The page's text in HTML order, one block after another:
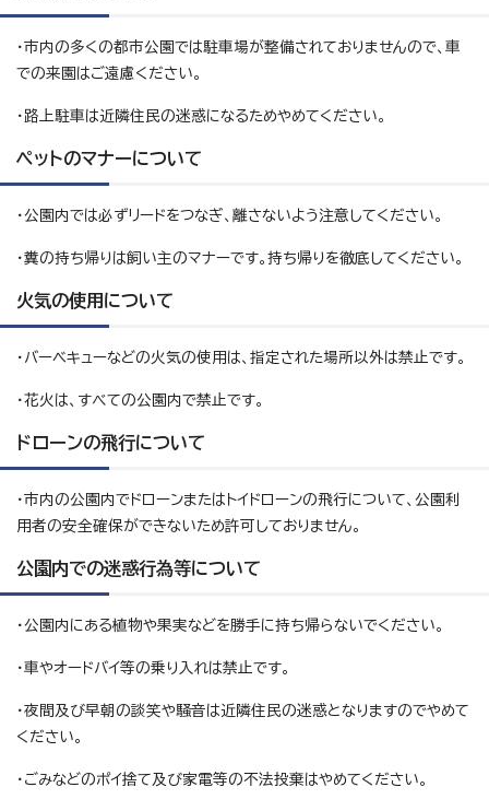
・市内の多くの都市公園では駐車場が整備されておりませんので、車
での来園はご遠慮ください。
・路上駐車は近隣住民の迷惑になるためやめてください。
ペットのマナーについて
・公園内では必ずリードをつなぎ、離さないよう注意してください。
・糞の持ち帰りは飼い主のマナーです。持ち帰りを徹底してください。
火気の使用について
・バーベキューなどの火気の使用は、指定された場所以外は禁止です。
・花火は、すべての公園内で禁止です。
ドローンの飛行について
・市内の公園内でドローンまたはトイドローンの飛行について、公園利
用者の安全確保ができないため許可しておりません。
公園内での迷惑行為等について
・公園内にある植物や果実などを勝手に持ち帰らないでください。
・車やオードバイ等の乗り入れは禁止です。
・夜間及び早朝の談笑や騒音は近隣住民の迷惑となりますのでやめて
ください。
・ごみなどのポイ捨て及び家電等の不法投棄はやめてください。